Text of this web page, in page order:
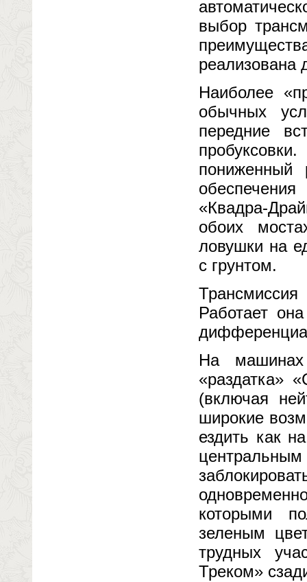
выбор
реализована
Наиболее
обычных
передние
пониженный
«Квадра-
обоих
ловушки на
с грунтом.
Работает
На
«раздатка»
(включая
широкие
ездить как
которыми
зеленым
трудных
Треком»